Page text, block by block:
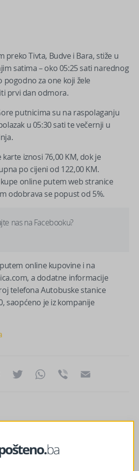
preko Tivta, Budve i Bara, stiže u
satima – oko 05:25 sati narednog
pogodno za one koji žele
prvi dan odmora.
putnicima su na raspolaganju
u 05:30 sati te večernji u
iznosi 76,00 KM, dok je
po cijeni od 122,00 KM.
online putem web stranice
odobrava se popust od 5%.
nas na Facebooku?
online kupovine i na
a dodatne informacije
telefona Autobuske stanice
saopćeno je iz kompanije
Messenger
Twitter WhatsApp
Viber